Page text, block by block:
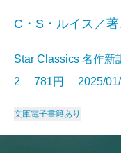
C・S・ルイス／
Star Classics 名作
2 781円 2025/01/
文庫電子書籍あり